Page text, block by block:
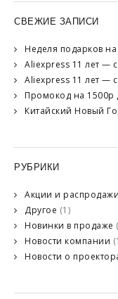
СВЕЖИЕ ЗАПИСИ
Неделя подарков на
Aliexpress 11 лет —
Aliexpress 11 лет —
Промокод на 1500р
Китайский Новый
РУБРИКИ
Акции и распродажи
Другое (1)
Новинки в продаже
Новости компании
Новости о